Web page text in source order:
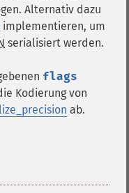
Alternativ dazu
implementieren, um
serialisiert werden.
flags
Kodierung von
ab.